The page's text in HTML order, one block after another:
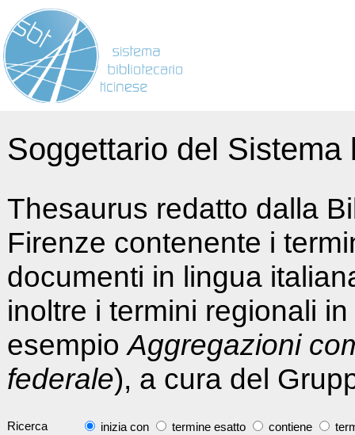
Soggettario del
Thesaurus redatto dalla
Firenze contenente i
documenti in lingua
inoltre i termini regionali
esempioAggregazioni
federale), a cura del
Ricerca inizia con termine esatto contiene